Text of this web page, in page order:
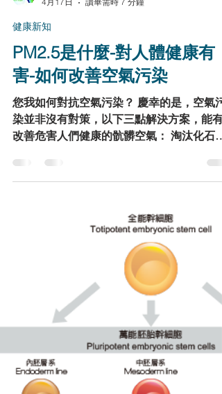
病風險，甚至對延緩老化有顯著效果。 換句
話說，33,000 篇研究背後的核心訊息其實只
有一句：如果想要抗老、延壽、防病，自噬
用可能就是最關鍵的秘密武器。
Yield Healthy Life
4月17日
讀畢需時 7 分鐘
健康新知
PM2.5是什麼-對人體健康有
害-如何改善空氣污染
染並非沒有對策，以下三點解決方案，能有
改善危害人們健康的骯髒空氣： 淘汰化石燃
空氣污染物質的主要來源之一，若改為發展
生能源，將有效改善空氣品質。 改善交通模
式：選擇步行、腳踏車、大眾運輸等交通方
式，取代汽機車，減少燃油車排放的廢氣。
公民參與：帶動更多公眾了解空氣污染的嚴
性，為維護空氣品質發聲，做出實質改變。
為了您我及地球家園的健康，淘汰化石燃料
進程不應該再被延宕！邀請您與綠色和平一
倡議政府及企業積極落實減排政策、發展再
能源及綠色運輸，為您我及未來世代爭取清
呼吸權，讓潔淨無塵的天空將再度回到您我